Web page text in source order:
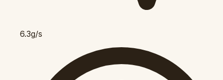
6.3g/s